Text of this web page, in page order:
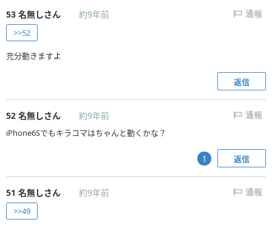
53 名無しさん 約9年前 通報
>>52
充分動きますよ
返信
52 名無しさん 約9年前 通報
iPhone6Sでもキラコマはちゃんと動くかな？
返信
1
51 名無しさん 約9年前 通報
>>49